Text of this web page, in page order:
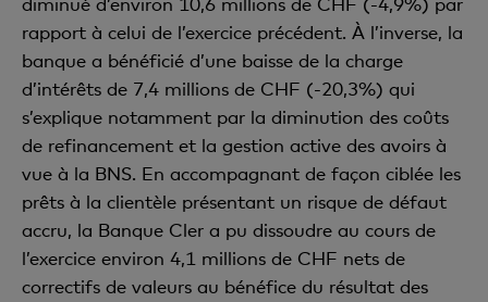
rapport à celui de l’exercice précédent. À l’inverse, la
banque a bénéficié d’une baisse de la charge
d’intérêts de 7,4 millions de CHF (-20,3%) qui
s’explique notamment par la diminution des coûts
de refinancement et la gestion active des avoirs à
vue à la BNS. En accompagnant de façon ciblée les
prêts à la clientèle présentant un risque de défaut
accru, la Banque Cler a pu dissoudre au cours de
l’exercice environ 4,1 millions de CHF nets de
correctifs de valeurs au bénéfice du résultat des